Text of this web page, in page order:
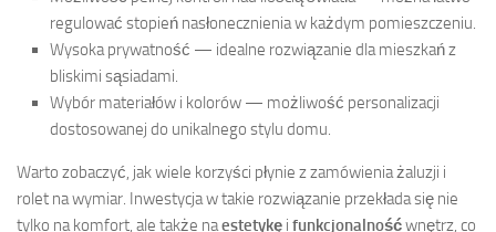
regulować stopień nasłonecznienia w każdym pomieszczeniu.
Wysoka prywatność — idealne rozwiązanie dla mieszkań z
bliskimi sąsiadami.
Wybór materiałów i kolorów — możliwość personalizacji
dostosowanej do unikalnego stylu domu.
Warto zobaczyć, jak wiele korzyści płynie z zamówienia żaluzji i
rolet na wymiar. Inwestycja w takie rozwiązanie przekłada się nie
tylko na komfort, ale także naestetykę i funkcjonalnośćwnętrz, co